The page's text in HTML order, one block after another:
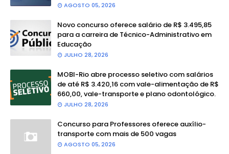
AGOSTO 05, 2026
Novo concurso oferece salário de R$ 3.495,85
para a carreira de Técnico-Administrativo em
Educação
JULHO 28, 2026
MOBI-Rio abre processo seletivo com salários
de até R$ 3.420,16 com vale-alimentação de R$
660,00, vale-transporte e plano odontológico.
JULHO 28, 2026
Concurso para Professores oferece auxílio-
transporte com mais de 500 vagas
AGOSTO 05, 2026